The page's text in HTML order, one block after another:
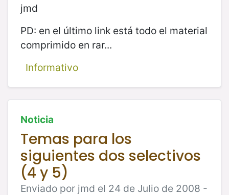
jmd
PD: en el último link está todo el material
comprimido en rar...
Informativo
Noticia
Temas para los
siguientes dos selectivos
(4 y 5)
Enviado por jmd el 24 de Julio de 2008 -